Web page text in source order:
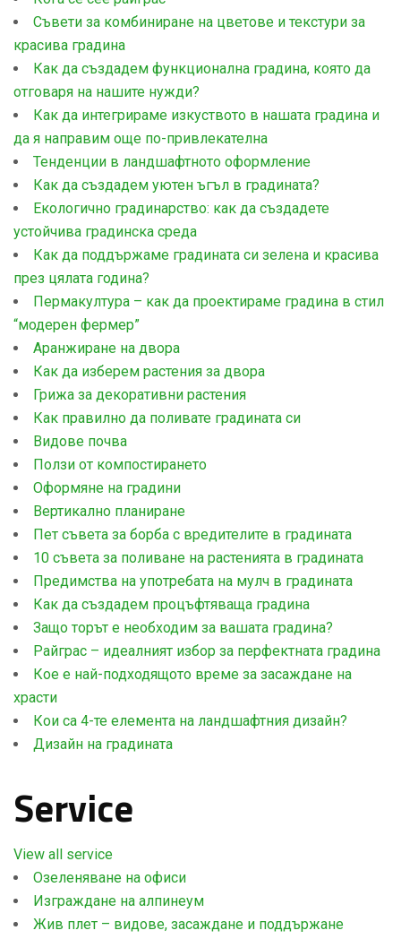
Съвети за комбиниране на цветове и текстури за
красива градина
Как да създадем функционална градина, която да
отговаря на нашите нужди?
Как да интегрираме изкуството в нашата градина и
да я направим още по-привлекателна
Тенденции в ландшафтното оформление
Как да създадем уютен ъгъл в градината?
Екологично градинарство: как да създадете
устойчива градинска среда
Как да поддържаме градината си зелена и красива
през цялата година?
Пермакултура – как да проектираме градина в стил
“модерен фермер”
Aранжиране на двора
Как да изберем растения за двора
Грижа за декоративни растения
Как правилно да поливате градината си
Видове почва
Ползи от компостирането
Оформяне на градини
Вертикално планиране
Пет съвета за борба с вредителите в градината
10 съвета за поливане на растенията в градината
Предимства на употребата на мулч в градината
Как да създадем процъфтяваща градина
Защо торът е необходим за вашата градина?
Райграс – идеалният избор за перфектната градина
Кое е най-подходящото време за засаждане на
храсти
Кои са 4-те елемента на ландшафтния дизайн?
Дизайн на градината
Service
View all service
Озеленяване на офиси
Изграждане на алпинеум
Жив плет – видове, засаждане и поддържане